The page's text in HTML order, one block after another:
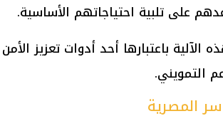
على تلبية احتياجاتهم الأساسية.
باعتبارها أحد أدوات تعزيز الأمن
التمويني.
المصرية